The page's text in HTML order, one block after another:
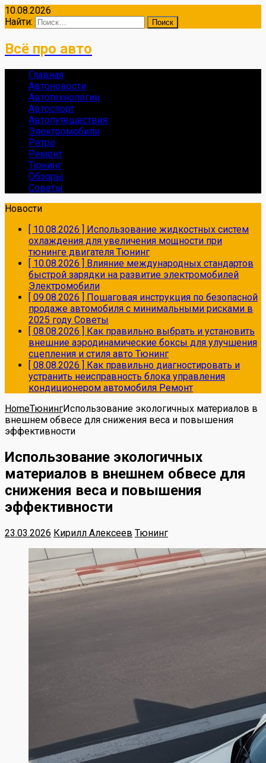
10.08.2026
Найти:
Всё про авто
Главная
Автоновости
Автотехнологии
Автоспорт
Автопутешествия
Электромобили
Ретро
Ремонт
Тюнинг
Обзоры
Советы
Новости
[ 10.08.2026 ] Использование жидкостных систем
охлаждения для увеличения мощности при
тюнинге двигателя Тюнинг
[ 10.08.2026 ] Влияние международных стандартов
быстрой зарядки на развитие электромобилей
Электромобили
[ 09.08.2026 ] Пошаговая инструкция по безопасной
продаже автомобиля с минимальными рисками в
2025 году Советы
[ 08.08.2026 ] Как правильно выбрать и установить
внешние аэродинамические боксы для улучшения
сцепления и стиля авто Тюнинг
[ 08.08.2026 ] Как правильно диагностировать и
устранить неисправность блока управления
кондиционером автомобиля Ремонт
HomeТюнингИспользование экологичных материалов в
внешнем обвесе для снижения веса и повышения
эффективности
Использование экологичных
материалов в внешнем обвесе для
снижения веса и повышения
эффективности
23.03.2026 Кирилл Алексеев Тюнинг